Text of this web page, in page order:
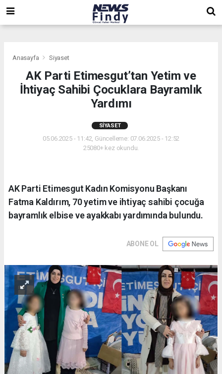
Anasayfa Siyaset
AK Parti Etimesgut’tan Yetim ve
İhtiyaç Sahibi Çocuklara Bayramlık
Yardımı
SIYASET
05.06.2025 - 11:42, Güncelleme: 07.06.2025 - 12:52
25080+ kez okundu.
AK Parti Etimesgut Kadın Komisyonu Başkanı
Fatma Kaldırım, 70 yetim ve ihtiyaç sahibi çocuğa
bayramlık elbise ve ayakkabı yardımında bulundu.
ABONE OL